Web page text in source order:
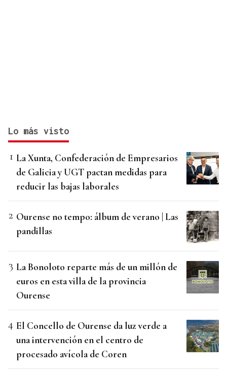
Lo más visto
La Xunta, Confederación de Empresarios
de Galicia y UGT pactan medidas para
reducir las bajas laborales
Ourense no tempo: álbum de verano | Las
pandillas
La Bonoloto reparte más de un millón de
euros en esta villa de la provincia
Ourense
El Concello de Ourense da luz verde a
una intervención en el centro de
procesado avícola de Coren